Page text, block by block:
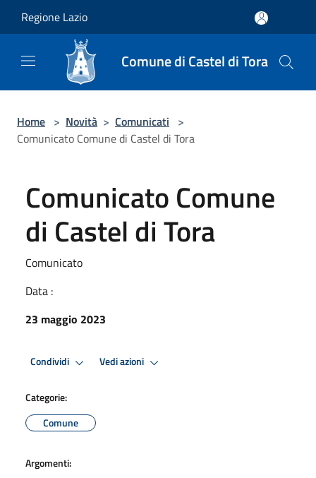
Regione Lazio
Comune di Castel di Tora
Home > Novità > Comunicati >
Comunicato Comune di Castel di Tora
Comunicato Comune
di Castel di Tora
Comunicato
Data :
23 maggio 2023
Condividi Vedi azioni
Categorie:
Comune
Argomenti: